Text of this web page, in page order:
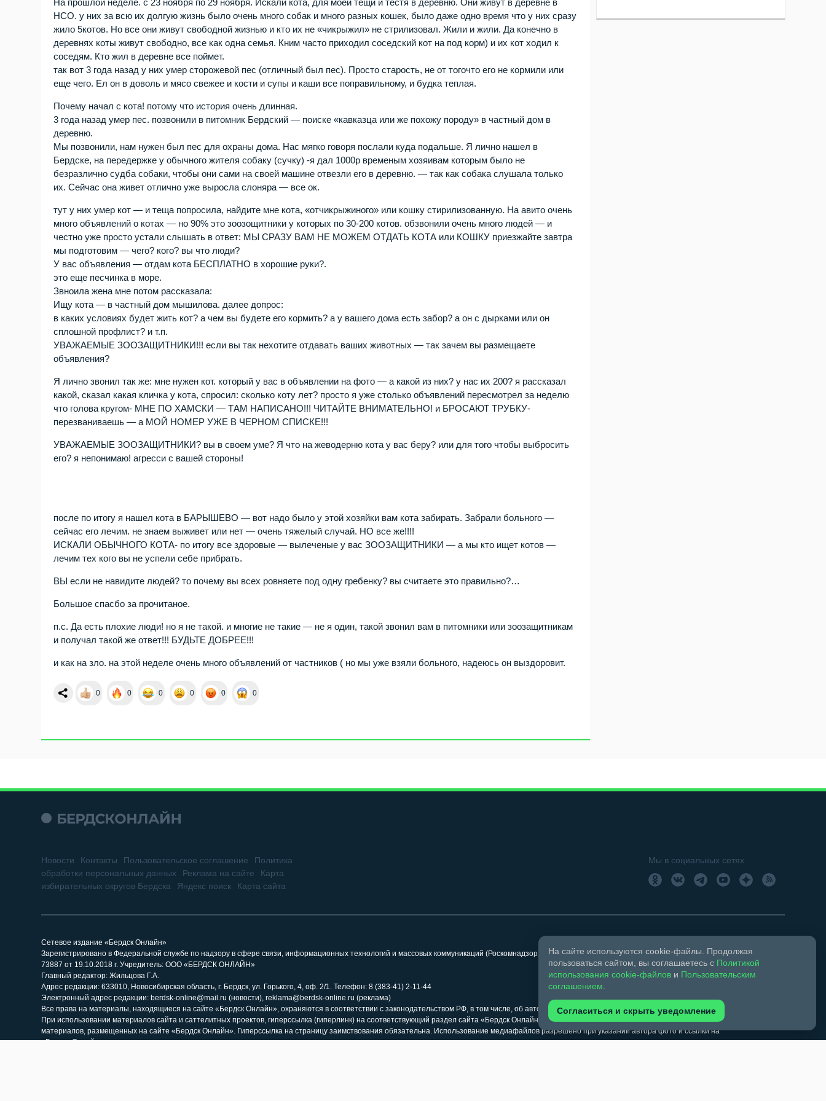
На прошлой неделе. с 23 ноября по 29 ноября. Искали кота, для моей тещи и тестя в деревню. Они живут в деревне в
НСО. у них за всю их долгую жизнь было очень много собак и много разных кошек, было даже одно время что у них сразу
жило 5котов. Но все они живут свободной жизнью и кто их не «чикрыжил» не стрилизовал. Жили и жили. Да конечно в
деревнях коты живут свободно, все как одна семья. Кним часто приходил соседский кот на под корм) и их кот ходил к
соседям. Кто жил в деревне все поймет.
так вот 3 года назад у них умер сторожевой пес (отличный был пес). Просто старость, не от тогочто его не кормили или
еще чего. Ел он в доволь и мясо свежее и кости и супы и каши все поправильному, и будка теплая.
Почему начал с кота! потому что история очень длинная.
3 года назад умер пес. позвонили в питомник Бердский — поиске «кавказца или же похожу породу» в частный дом в
деревню.
Мы позвонили, нам нужен был пес для охраны дома. Нас мягко говоря послали куда подальше. Я лично нашел в
Бердске, на передержке у обычного жителя собаку (сучку) -я дал 1000р временым хозяивам которым было не
безразлично судба собаки, чтобы они сами на своей машине отвезли его в деревню. — так как собака слушала только
их. Сейчас она живет отлично уже выросла слоняра — все ок.
тут у них умер кот — и теща попросила, найдите мне кота, «отчикрыжиного» или кошку стирилизованную. На авито очень
много объявлений о котах — но 90% это зоозощитники у которых по 30-200 котов. обзвонили очень много людей — и
честно уже просто устали слышать в ответ: МЫ СРАЗУ ВАМ НЕ МОЖЕМ ОТДАТЬ КОТА или КОШКУ приезжайте завтра
мы подготовим — чего? кого? вы что люди?
У вас объявления — отдам кота БЕСПЛАТНО в хорошие руки?.
это еще песчинка в море.
Звноила жена мне потом рассказала:
Ищу кота — в частный дом мышилова. далее допрос:
в каких условиях будет жить кот? а чем вы будете его кормить? а у вашего дома есть забор? а он с дырками или он
сплошной профлист? и т.п.
УВАЖАЕМЫЕ ЗООЗАЩИТНИКИ!!! если вы так нехотите отдавать ваших животных — так зачем вы размещаете
объявления?
Я лично звонил так же: мне нужен кот. который у вас в объявлении на фото — а какой из них? у нас их 200? я рассказал
какой, сказал какая кличка у кота, спросил: сколько коту лет? просто я уже столько объявлений пересмотрел за неделю
что голова кругом- МНЕ ПО ХАМСКИ — ТАМ НАПИСАНО!!! ЧИТАЙТЕ ВНИМАТЕЛЬНО! и БРОСАЮТ ТРУБКУ-
перезваниваешь — а МОЙ НОМЕР УЖЕ В ЧЕРНОМ СПИСКЕ!!!
УВАЖАЕМЫЕ ЗООЗАЩИТНИКИ? вы в своем уме? Я что на жеводерню кота у вас беру? или для того чтобы выбросить
его? я непонимаю! агресси с вашей стороны!
после по итогу я нашел кота в БАРЫШЕВО — вот надо было у этой хозяйки вам кота забирать. Забрали больного —
сейчас его лечим. не знаем выживет или нет — очень тяжелый случай. НО все же!!!!
ИСКАЛИ ОБЫЧНОГО КОТА- по итогу все здоровые — вылеченые у вас ЗООЗАЩИТНИКИ — а мы кто ищет котов —
лечим тех кого вы не успели себе прибрать.
ВЫ если не навидите людей? то почему вы всех ровняете под одну гребенку? вы считаете это правильно?…
Большое спасбо за прочитаное.
п.с. Да есть плохие люди! но я не такой. и многие не такие — не я один, такой звонил вам в питомники или зоозащитникам
и получал такой же ответ!!! БУДЬТЕ ДОБРЕЕ!!!
и как на зло. на этой неделе очень много объявлений от частников ( но мы уже взяли больного, надеюсь он выздоровит.
0 0 0 0 0 0
Новости Контакты Пользовательское соглашение
Политика
обработки персональных данных
Реклама на сайте
Карта
избирательных округов Бердска
Яндекс поиск Карта сайта
Мы в социальных сетях
Сетевое издание «Бердск Онлайн»
Зарегистрировано в Федеральной службе по надзору в сфере связи, информационных технологий и массовых коммуникаций (Роскомнадзор). Свидетельство о регистрации СМИ ЭЛ № ФС 77 –
73887 от 19.10.2018 г. Учредитель: ООО «БЕРДСК ОНЛАЙН»
Главный редактор: Жильцова Г.А.
Адрес редакции: 633010, Новосибирская область, г. Бердск, ул. Горького, 4, оф. 2/1. Телефон: 8 (383-41) 2-11-44
Электронный адрес редакции: berdsk-online@mail.ru (новости), reklama@berdsk-online.ru (реклама)
Все права на материалы, находящиеся на сайте «Бердск Онлайн», охраняются в соответствии с законодательством РФ, в том числе, об авторском праве и смежных правах.
При использовании материалов сайта и саттелитных проектов, гиперссылка (гиперлинк) на соответствующий раздел сайта «Бердск Онлайн» обязательна. Запрещается перепечатка более 30%
материалов, размещенных на сайте «Бердск Онлайн». Гиперссылка на страницу заимствования обязательна. Использование медиафайлов разрешено при указании автора фото и ссылки на
«Бердск Онлайн» как источник заимствования.
18+
На сайте используются cookie-файлы. Продолжая
пользоваться сайтом, вы соглашаетесь с Политикой
использования cookie-файлов и Пользовательским
соглашением
Согласиться и скрыть уведомление